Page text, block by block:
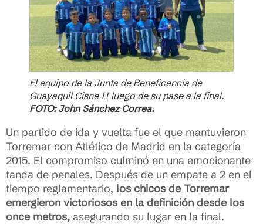
El equipo de la Junta de Beneficencia de
Guayaquil Cisne II luego de su pase a la final.
FOTO: John Sánchez Correa.
Un partido de ida y vuelta fue el que mantuvieron
Torremar con Atlético de Madrid en la categoría
2015. El compromiso culminó en una emocionante
tanda de penales. Después de un empate a 2 en el
tiempo reglamentario, los chicos de Torremar
emergieron victoriosos en la definición desde los
once metros, asegurando su lugar en la final.